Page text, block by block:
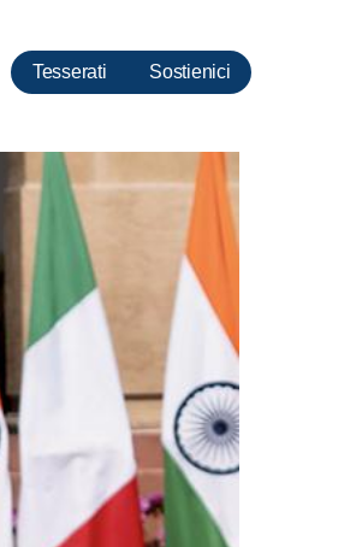
Tesserati Sostienici